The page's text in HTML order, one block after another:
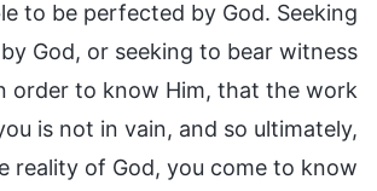
to be perfected by God. Seeking
God, or seeking to bear witness
order to know Him, that the work
is not in vain, and so ultimately,
reality of God, you come to know